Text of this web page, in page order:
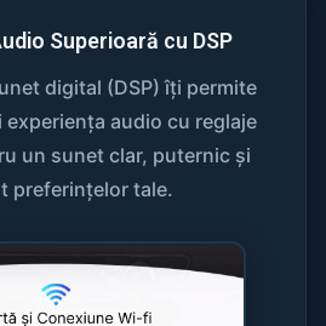
Superioară cu DSP
digital (DSP) îți permite
experiența audio cu reglaje
un sunet clar, puternic și
preferințelor tale.